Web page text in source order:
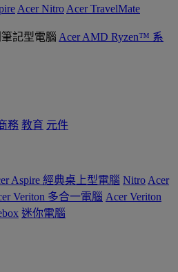
Acer Nitro Acer TravelMate
Acer AMD Ryzen™ 系
務 教育 元件
Aspire 經典桌上型電腦 Nitro Acer
Veriton 多合一電腦 Acer Veriton
迷你電腦